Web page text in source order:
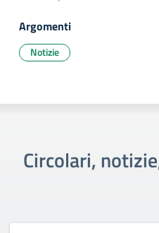
Argomenti
Notizie
Circolari,